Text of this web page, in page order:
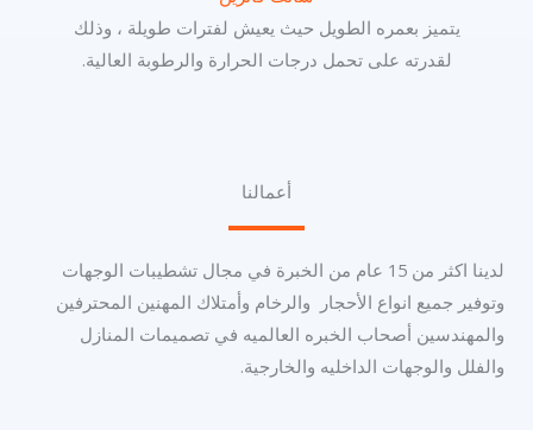
يتميز بعمره الطويل حيث يعيش لفترات طويلة ، وذلك
لقدرته على تحمل درجات الحرارة والرطوبة العالية.
أعمالنا
لدينا اكثر من 15 عام من الخبرة في مجال تشطيبات الوجهات
وتوفير جميع انواع الأحجار والرخام وأمتلاك المهنين المحترفين
والمهندسين أصحاب الخبره العالميه في تصميمات المنازل
والفلل والوجهات الداخليه والخارجية.